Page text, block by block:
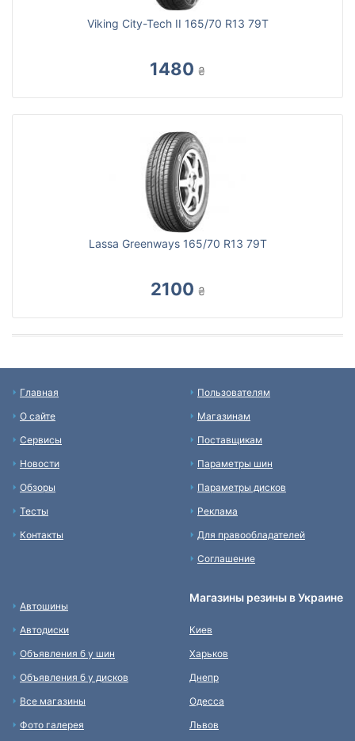
Viking City-Tech II 165/70 R13 79T
1480 ₴
Lassa Greenways 165/70 R13 79T
2100 ₴
Главная
О сайте
Сервисы
Новости
Обзоры
Тесты
Контакты
Пользователям
Магазинам
Поставщикам
Параметры шин
Параметры дисков
Реклама
Для правообладателей
Соглашение
Автошины
Автодиски
Объявления б у шин
Объявления б у дисков
Все магазины
Фото галерея
Магазины резины в Украине
Киев
Харьков
Днепр
Одесса
Львов